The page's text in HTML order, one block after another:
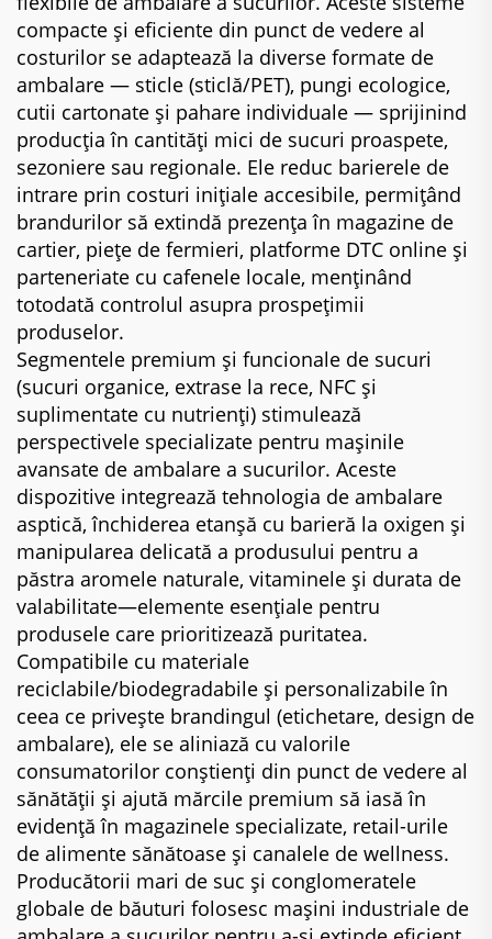
compacte și eficiente din punct de vedere al
costurilor se adaptează la diverse formate de
ambalare — sticle (sticlă/PET), pungi ecologice,
cutii cartonate și pahare individuale — sprijinind
producția în cantități mici de sucuri proaspete,
sezoniere sau regionale. Ele reduc barierele de
intrare prin costuri inițiale accesibile, permițând
brandurilor să extindă prezența în magazine de
cartier, piețe de fermieri, platforme DTC online și
parteneriate cu cafenele locale, menținând
totodată controlul asupra prospețimii
produselor.
Segmentele premium și funcionale de sucuri
(sucuri organice, extrase la rece, NFC și
suplimentate cu nutrienți) stimulează
perspectivele specializate pentru mașinile
avansate de ambalare a sucurilor. Aceste
dispozitive integrează tehnologia de ambalare
asptică, închiderea etanșă cu barieră la oxigen și
manipularea delicată a produsului pentru a
păstra aromele naturale, vitaminele și durata de
valabilitate—elemente esențiale pentru
produsele care prioritizează puritatea.
Compatibile cu materiale
reciclabile/biodegradabile și personalizabile în
ceea ce privește brandingul (etichetare, design de
ambalare), ele se aliniază cu valorile
consumatorilor conștienți din punct de vedere al
sănătății și ajută mărcile premium să iasă în
evidență în magazinele specializate, retail-urile
de alimente sănătoase și canalele de wellness.
Producătorii mari de suc și conglomeratele
globale de băuturi folosesc mașini industriale de